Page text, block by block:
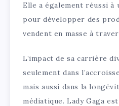
Elle a également réussi
pour développer des
vendent en masse à
L’impact de sa carrière
seulement dans
mais aussi dans la
médiatique. Lady Gaga